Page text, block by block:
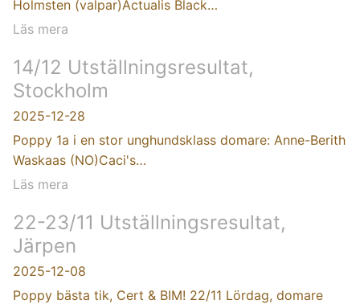
Holmsten (valpar)Actualis Black…
Läs mera
14/12 Utställningsresultat,
Stockholm
2025-12-28
Poppy 1a i en stor unghundsklass domare: Anne-Berith
Waskaas (NO)Caci's…
Läs mera
22-23/11 Utställningsresultat,
Järpen
2025-12-08
Poppy bästa tik, Cert & BIM! 22/11 Lördag, domare